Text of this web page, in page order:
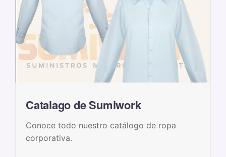
Catalago de Sumiwork
Conoce todo nuestro catálogo de ropa
corporativa.